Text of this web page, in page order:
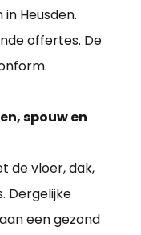
Heusden.
offertes. De
spouw en
de vloer, dak,
Dergelijke
een gezond